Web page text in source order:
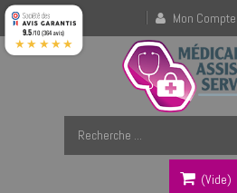
Mon Compte
(vide)
9.5/10 (364 avis)
★★★★★